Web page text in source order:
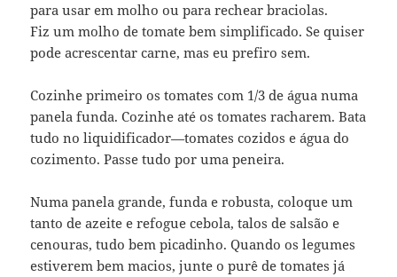
para usar em molho ou para rechear braciolas.
Fiz um molho de tomate bem simplificado. Se quiser
pode acrescentar carne, mas eu prefiro sem.
Cozinhe primeiro os tomates com 1/3 de água numa
panela funda. Cozinhe até os tomates racharem. Bata
tudo no liquidificador—tomates cozidos e água do
cozimento. Passe tudo por uma peneira.
Numa panela grande, funda e robusta, coloque um
tanto de azeite e refogue cebola, talos de salsão e
cenouras, tudo bem picadinho. Quando os legumes
estiverem bem macios, junte o purê de tomates já